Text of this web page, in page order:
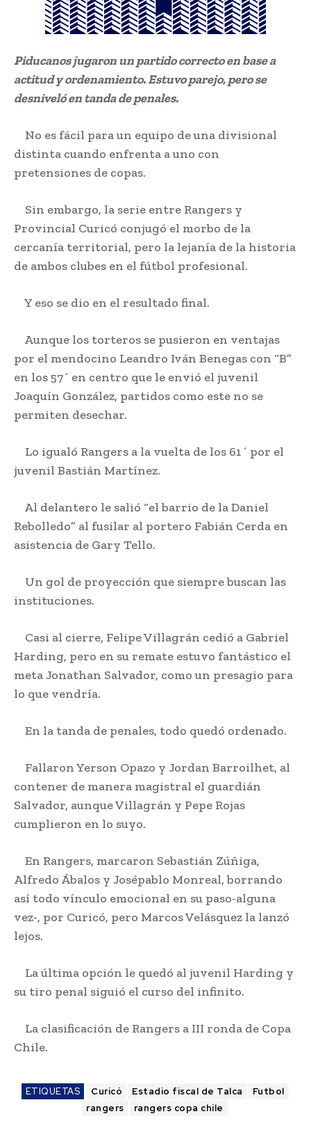
Piducanos jugaron un partido correcto en base a
actitud y ordenamiento. Estuvo parejo, pero se
desniveló en tanda de penales.
No es fácil para un equipo de una divisional
distinta cuando enfrenta a uno con
pretensiones de copas.
Sin embargo, la serie entre Rangers y
Provincial Curicó conjugó el morbo de la
cercanía territorial, pero la lejanía de la historia
de ambos clubes en el fútbol profesional.
Y eso se dio en el resultado final.
Aunque los torteros se pusieron en ventajas
por el mendocino Leandro Iván Benegas con “B”
en los 57´ en centro que le envió el juvenil
Joaquín González, partidos como este no se
permiten desechar.
Lo igualó Rangers a la vuelta de los 61´ por el
juvenil Bastián Martínez.
Al delantero le salió “el barrio de la Daniel
Rebolledo” al fusilar al portero Fabián Cerda en
asistencia de Gary Tello.
Un gol de proyección que siempre buscan las
instituciones.
Casi al cierre, Felipe Villagrán cedió a Gabriel
Harding, pero en su remate estuvo fantástico el
meta Jonathan Salvador, como un presagio para
lo que vendría.
En la tanda de penales, todo quedó ordenado.
Fallaron Yerson Opazo y Jordan Barroilhet, al
contener de manera magistral el guardián
Salvador, aunque Villagrán y Pepe Rojas
cumplieron en lo suyo.
En Rangers, marcaron Sebastián Zúñiga,
Alfredo Ábalos y Josépablo Monreal, borrando
así todo vínculo emocional en su paso-alguna
vez-, por Curicó, pero Marcos Velásquez la lanzó
lejos.
La última opción le quedó al juvenil Harding y
su tiro penal siguió el curso del infinito.
La clasificación de Rangers a III ronda de Copa
Chile.
ETIQUETAS Curicó Estadio fiscal de Talca
Futbol
rangers
rangers copa chile